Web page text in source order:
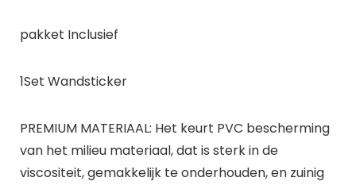
pakket Inclusief
1Set Wandsticker
PREMIUM MATERIAAL: Het keurt PVC bescherming
van het milieu materiaal, dat is sterk in de
viscositeit, gemakkelijk te onderhouden, en zuinig